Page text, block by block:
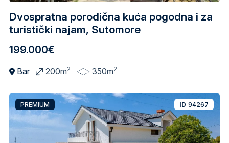
Dvospratna porodična kuća pogodna i za
turistički najam, Sutomore
199.000€
Bar 200m2 350m2
PREMIUM ID 94267